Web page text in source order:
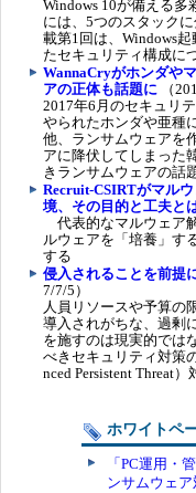
Windows 10が備える
には、5つのスタック
載第1回は、Windows
たセキュリティ構成に
WannaCryがホンダや
アの正体も話題に （
2017年6月のセキュリ
やられたホンダや亜種
他、ランサムウェアを
アに降伏してしまった
きランサムウェアの話
Recruit-CSIRTがマル
境、その目的と工夫と
代表的なマルウェア
ルウェアを「培養」す
する
侵入されることを前
7/7/5）
人員リソースや予算の
導入されがちな、過剰
を施すのは現実的では
べきセキュリティ対策
nced Persistent Threat
ホワイトペ
「PC運用・
ンサムウェ